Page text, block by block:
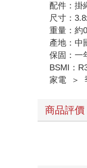
配件：掛
尺寸：
重量：約
產地：中
保固：一
BSMI：
家電
＞
商品評價